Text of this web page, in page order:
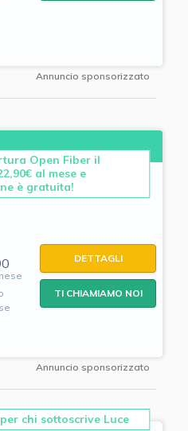
Annuncio sponsorizzato
Open Fiber il
al mese e
è gratuita!
DETTAGLI
TI CHIAMIAMO NOI
Annuncio sponsorizzato
chi sottoscrive Luce